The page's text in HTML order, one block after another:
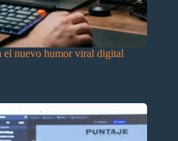
el nuevo humor viral digital